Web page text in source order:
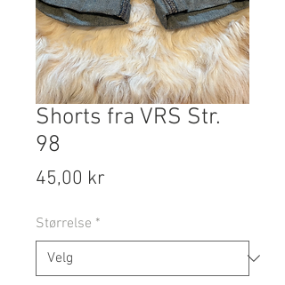
Shorts fra VRS Str.
98
45,00 kr
Størrelse *